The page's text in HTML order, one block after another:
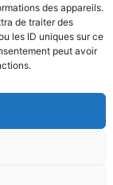
des appareils.
de traiter des
les ID uniques sur ce
peut avoir